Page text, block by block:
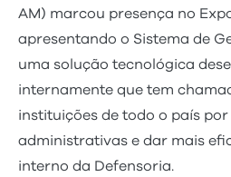
AM) marcou presença no
apresentando o Sistema de
uma solução tecnológica
internamente que tem
instituições de todo o país
administrativas e dar mais
interno da Defensoria.